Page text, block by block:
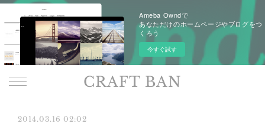
Ameba Owndで
あなただけのホームページやブログをつ
くろう
今すぐ試す
CRAFT BAN
2014.03.16 02:02